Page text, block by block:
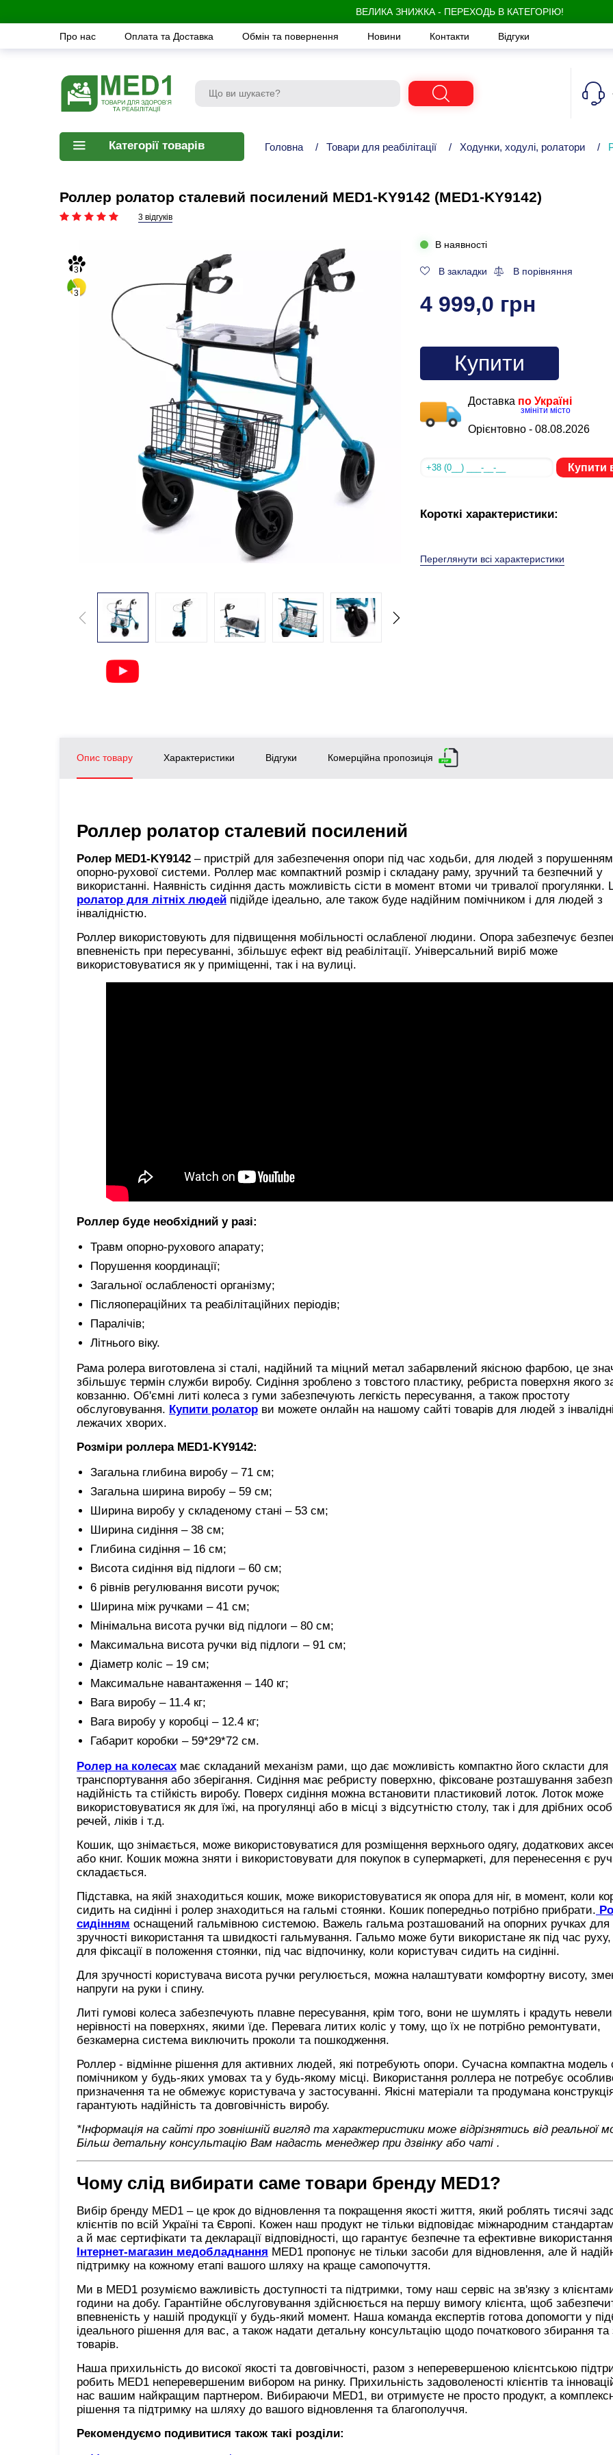
ВЕЛИКА ЗНИЖКА - ПЕРЕХОДЬ В КАТЕГОРІЮ!
Про нас Оплата та Доставка Обмін та повернення Новини Контакти Відгуки
Категорії товарів Головна / Товари для реабілітації / Ходунки, ходулі, ролатори /
Роллер ролатор сталевий посилений MED1-KY9142 (MED1-KY9142)
3 відгуків
3
3
В наявності
В закладки В порівняння
4 999,0 грн
Купити
Доставка по Україні
змініти місто
Орієнтовно - 08.08.2026
Купити
Короткі характеристики:
Переглянути всі характеристики
Опис товару Характеристики Відгуки Комерційна пропозиція
Роллер ролатор сталевий посилений
Ролер MED1-KY9142 – пристрій для забезпечення опори під час ходьби, для людей з
опорно-рухової системи. Роллер має компактний розмір і складану раму, зручний та безпечний у
використанні. Наявність сидіння дасть можливість сісти в момент втоми чи тривалої прогулянки.
ролатор для літніх людей підійде ідеально, але також буде надійним помічником і для людей з
інвалідністю.
Роллер використовують для підвищення мобільності ослабленої людини. Опора забезпечує
впевненість при пересуванні, збільшує ефект від реабілітації. Універсальний виріб може
використовуватися як у приміщенні, так і на вулиці.
Роллер буде необхідний у разі:
Травм опорно-рухового апарату;
Порушення координації;
Загальної ослабленості організму;
Післяопераційних та реабілітаційних періодів;
Паралічів;
Літнього віку.
Рама ролера виготовлена зі сталі, надійний та міцний метал забарвлений якісною фарбою, це
збільшує термін служби виробу. Сидіння зроблено з товстого пластику, ребриста поверхня якого
ковзанню. Об'ємні литі колеса з гуми забезпечують легкість пересування, а також простоту
обслуговування. Купити ролатор ви можете онлайн на нашому сайті товарів для людей з
лежачих хворих.
Розміри роллера MED1-KY9142:
Загальна глибина виробу – 71 см;
Загальна ширина виробу – 59 см;
Ширина виробу у складеному стані – 53 см;
Ширина сидіння – 38 см;
Глибина сидіння – 16 см;
Висота сидіння від підлоги – 60 см;
6 рівнів регулювання висоти ручок;
Ширина між ручками – 41 см;
Мінімальна висота ручки від підлоги – 80 см;
Максимальна висота ручки від підлоги – 91 см;
Діаметр коліс – 19 см;
Максимальне навантаження – 140 кг;
Вага виробу – 11.4 кг;
Вага виробу у коробці – 12.4 кг;
Габарит коробки – 59*29*72 см.
Ролер на колесах має складаний механізм рами, що дає можливість компактно його скласти для
транспортування або зберігання. Сидіння має ребристу поверхню, фіксоване розташування
надійність та стійкість виробу. Поверх сидіння можна встановити пластиковий лоток. Лоток може
використовуватися як для їжі, на прогулянці або в місці з відсутністю столу, так і для дрібних
речей, ліків і т.д.
Кошик, що знімається, може використовуватися для розміщення верхнього одягу, додаткових
або книг. Кошик можна зняти і використовувати для покупок в супермаркеті, для перенесення є
складається.
Підставка, на якій знаходиться кошик, може використовуватися як опора для ніг, в момент, коли
сидить на сидінні і ролер знаходиться на гальмі стоянки. Кошик попередньо потрібно прибрати.
сидінням оснащений гальмівною системою. Важель гальма розташований на опорних ручках для
зручності використання та швидкості гальмування. Гальмо може бути використане як під час руху,
для фіксації в положення стоянки, під час відпочинку, коли користувач сидить на сидінні.
Для зручності користувача висота ручки регулюється, можна налаштувати комфортну висоту,
напруги на руки і спину.
Литі гумові колеса забезпечують плавне пересування, крім того, вони не шумлять і крадуть
нерівності на поверхнях, якими їде. Перевага литих коліс у тому, що їх не потрібно ремонтувати,
безкамерна система виключить проколи та пошкодження.
Роллер - відмінне рішення для активних людей, які потребують опори. Сучасна компактна модель
помічником у будь-яких умовах та у будь-якому місці. Використання роллера не потребує
призначення та не обмежує користувача у застосуванні. Якісні матеріали та продумана
гарантують надійність та довговічність виробу.
*Інформація на сайті про зовнішній вигляд та характеристики може відрізнятись від реальної
Більш детальну консультацію Вам надасть менеджер при дзвінку або чаті .
Чому слід вибирати саме товари бренду MED1?
Вибір бренду MED1 – це крок до відновлення та покращення якості життя, який роблять тисячі
клієнтів по всій Україні та Європі. Кожен наш продукт не тільки відповідає міжнародним
а й має сертифікати та декларації відповідності, що гарантує безпечне та ефективне
Інтернет-магазин медобладнання MED1 пропонує не тільки засоби для відновлення, але й
підтримку на кожному етапі вашого шляху на краще самопочуття.
Ми в MED1 розуміємо важливість доступності та підтримки, тому наш сервіс на зв'язку з
години на добу. Гарантійне обслуговування здійснюється на першу вимогу клієнта, щоб
впевненість у нашій продукції у будь-який момент. Наша команда експертів готова допомогти у
ідеального рішення для вас, а також надати детальну консультацію щодо початкового збирання та
товарів.
Наша прихильність до високої якості та довговічності, разом з неперевершеною клієнтською
робить MED1 неперевершеним вибором на ринку. Прихильність задоволеності клієнтів та
нас вашим найкращим партнером. Вибираючи MED1, ви отримуєте не просто продукт, а
рішення та підтримку на шляху до вашого відновлення та благополуччя.
Рекомендуємо подивитися також такі розділи: